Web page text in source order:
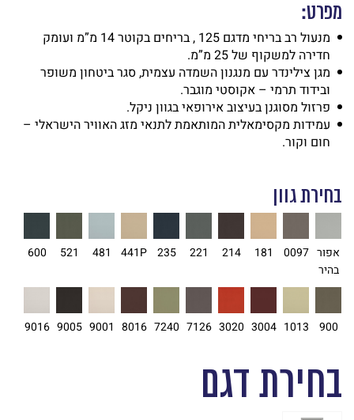
מפרט:
מנעול רב בריחי מדגם 125 , בריחים בקוטר 14 מ”מ ועומק
חדירה למשקוף של 25 מ”מ.
מגן צילינדר עם מנגנון השמדה עצמית, סגר ביטחון משופר
ובידוד תרמי – אקוסטי מוגבר.
פרזול מסוגנן בעיצוב אירופאי בגוון ניקל.
עמידות מקסימאלית המותאמת לתנאי מזג האוויר הישראלי –
חום וקור.
בחירת גוון
אפור
בהיר
0097
181
214
221
235
441P
481
521
600
900
1013
3004
3020
7126
7240
8016
9001
9005
9016
בחירת דגם